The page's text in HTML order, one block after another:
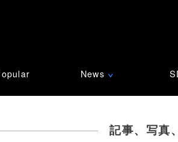
News ∨
記事、写真